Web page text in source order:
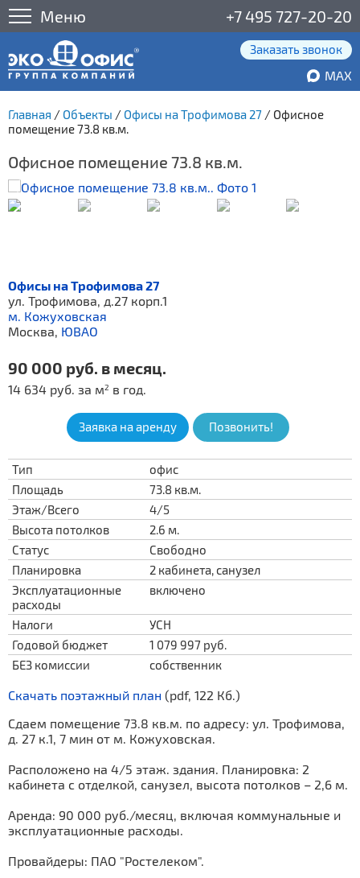
Меню +7 495 727-20-20
Заказать звонок
MAX
Главная / Объекты / Офисы на Трофимова 27 / Офисное
помещение 73.8 кв.м.
Офисное помещение 73.8 кв.м.
Офисы на Трофимова 27
ул. Трофимова, д.27 корп.1
м. Кожуховская
Москва, ЮВАО
90 000 руб. в месяц.
14 634 руб. за м2 в год.
Заявка на аренду Позвонить!
Тип
офис
Площадь
73.8 кв.м.
Этаж/Всего
4/5
Высота потолков
2.6 м.
Статус
Свободно
Планировка
2 кабинета, санузел
Эксплуатационные
расходы
включено
Налоги
УСН
Годовой бюджет
1 079 997 руб.
БЕЗ комиссии
собственник
Скачать поэтажный план (pdf, 122 Кб.)
Сдаем помещение 73.8 кв.м. по адресу: ул. Трофимова,
д. 27 к.1, 7 мин от м. Кожуховская.
Расположено на 4/5 этаж. здания. Планировка: 2
кабинета с отделкой, санузел, высота потолков – 2,6 м.
Аренда: 90 000 руб./месяц, включая коммунальные и
эксплуатационные расходы.
Провайдеры: ПАО "Ростелеком".